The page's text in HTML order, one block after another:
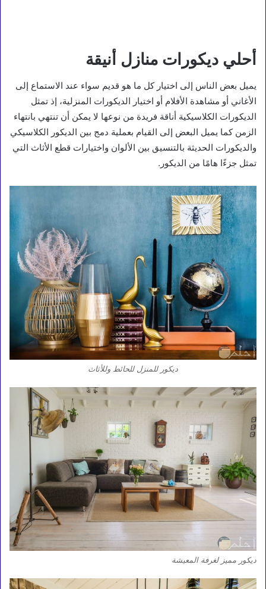
أحلي ديكورات منازل أنيقة
يميل بعض الناس إلى اختيار كل ما هو قديم سواء عند الاستماع إلى
الأغاني أو مشاهدة الأفلام أو اختيار الديكورات المنزلية، إذ تمثل
الديكورات الكلاسيكية أناقة فريدة من نوعها لا يمكن أن تنتهي بانتهاء
الزمن كما يميل البعض إلى القيام بعملية دمج بين الديكور الكلاسيكي
والديكورات الحديثة بالتنسيق بين الألوان واختيارات قطع الأثاث التي
تمثل جزءًا هامًا من الديكور.
ديكور للمنزل للحائط وللأثاث
ديكور مميز لغرفة المعيشة